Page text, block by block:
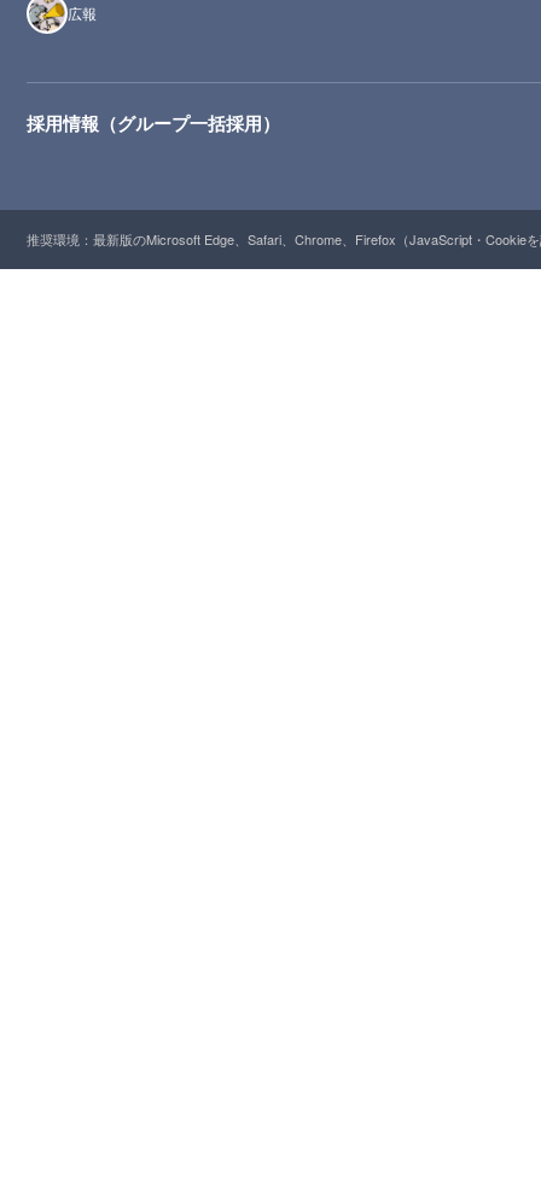
広報
採用情報（グループ一括採用）
推奨環境：最新版のMicrosoft Edge、Safari、Chrome、Firefox（JavaScript・Cookie